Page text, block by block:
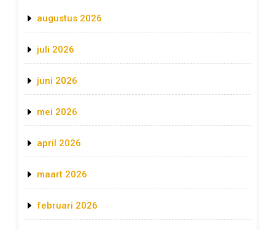
augustus 2026
juli 2026
juni 2026
mei 2026
april 2026
maart 2026
februari 2026